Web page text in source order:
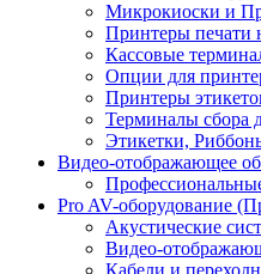
Микрокиоски и
Принтеры печати
Кассовые
Опции для
Принтеры
Терминалы сбора
Этикетки,
Видео-отображающее
Pro AV-оборудование
Акустические
Видео-